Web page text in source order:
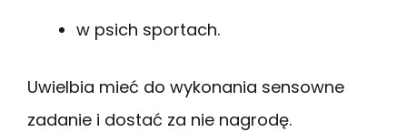
w psich sportach.
Uwielbia mieć do wykonania sensowne
zadanie i dostać za nie nagrodę.